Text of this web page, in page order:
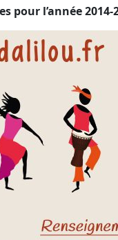
pour l’année 2014-